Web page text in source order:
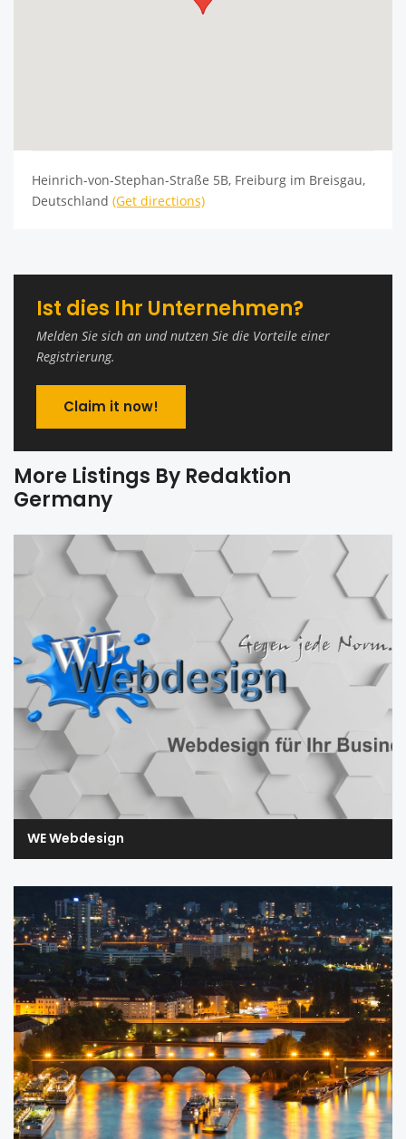
Heinrich-von-Stephan-Straße 5B, Freiburg im Breisgau,
Deutschland (Get directions)
Ist dies Ihr Unternehmen?
Melden Sie sich an und nutzen Sie die Vorteile einer
Registrierung.
Claim it now!
More Listings By Redaktion
Germany
WE Webdesign